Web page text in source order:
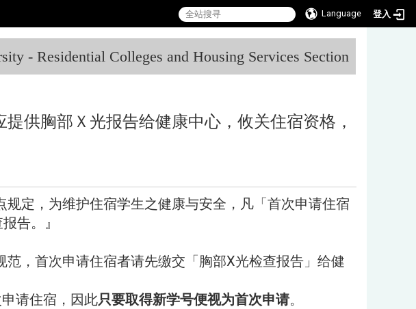
Language 登入
- Residential Colleges and Housing Services Section
提供胸部Ｘ光报告给健康中心，攸关住宿资格，
定，为维护住宿学生之健康与安全，凡「首次申请住宿
告。』
，首次申请住宿者请先缴交「胸部X光检查报告」给健
请住宿，因此只要取得新学号便视为首次申请。